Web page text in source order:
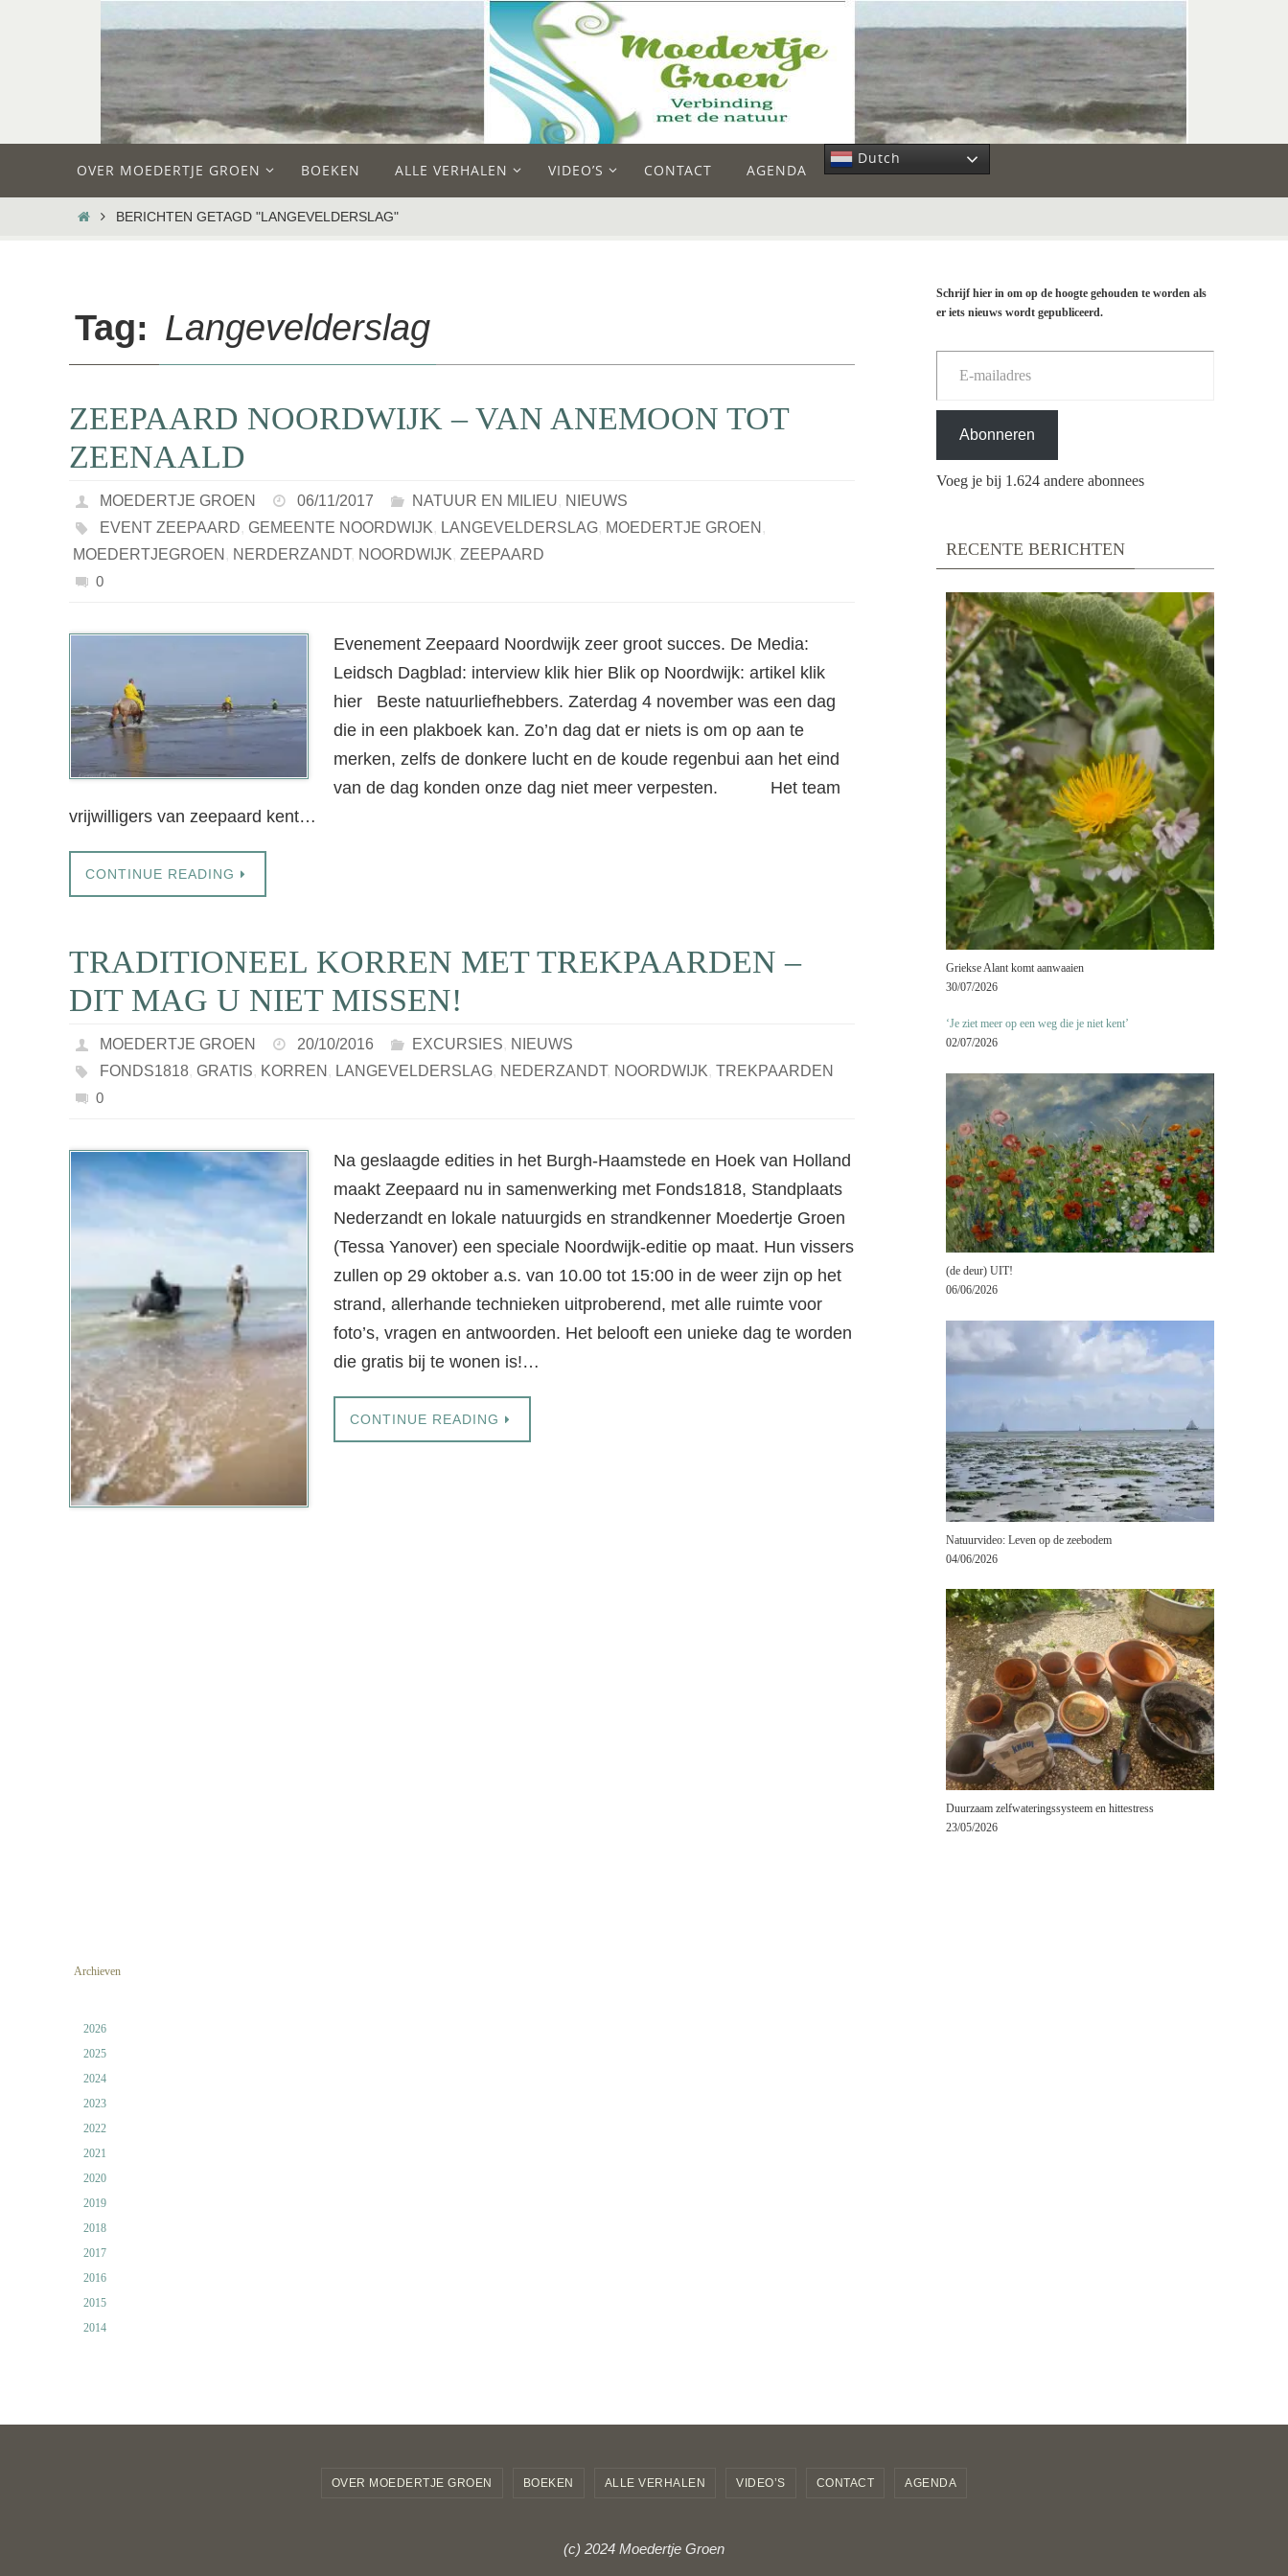
de
OVER MOEDERTJE GROEN BOEKEN ALLE VERHALEN VIDEO’S CONTACT AGENDA
Dutch
HOMEBERICHTEN GETAGD "LANGEVELDERSLAG"
Tag: Langevelderslag
ZEEPAARD NOORDWIJK – VAN ANEMOON TOT
ZEENAALD
MOEDERTJE GROEN 06/11/2017 NATUUR EN MILIEU, NIEUWS
EVENT ZEEPAARD, GEMEENTE NOORDWIJK, LANGEVELDERSLAG, MOEDERTJE GROEN ,
MOEDERTJEGROEN , NERDERZANDT, NOORDWIJK, ZEEPAARD
0
Evenement Zeepaard Noordwijk zeer groot succes. De Media:
Leidsch Dagblad: interview klik hier Blik op Noordwijk: artikel klik
hier Beste natuurliefhebbers. Zaterdag 4 november was een dag
die in een plakboek kan. Zo’n dag dat er niets is om op aan te
merken, zelfs de donkere lucht en de koude regenbui aan het eind
van de dag konden onze dag niet meer verpesten. Het team
vrijwilligers van zeepaard kent…
CONTINUE READING
TRADITIONEEL KORREN MET TREKPAARDEN –
DIT MAG U NIET MISSEN!
MOEDERTJE GROEN 20/10/2016 EXCURSIES, NIEUWS
FONDS1818, GRATIS, KORREN , LANGEVELDERSLAG, NEDERZANDT, NOORDWIJK, TREKPAARDEN
0
Na geslaagde edities in het Burgh-Haamstede en Hoek van Holland
maakt Zeepaard nu in samenwerking met Fonds1818, Standplaats
Nederzandt en lokale natuurgids en strandkenner Moedertje Groen
(Tessa Yanover) een speciale Noordwijk-editie op maat. Hun vissers
zullen op 29 oktober a.s. van 10.00 tot 15:00 in de weer zijn op het
strand, allerhande technieken uitproberend, met alle ruimte voor
foto’s, vragen en antwoorden. Het belooft een unieke dag te worden
die gratis bij te wonen is!…
CONTINUE READING
Schrijf hier in om op de hoogte gehouden te worden als
er iets nieuws wordt gepubliceerd.
E-mailadres
Abonneren
Voeg je bij 1.624 andere abonnees
RECENTE BERICHTEN
Griekse Alant komt aanwaaien
30/07/2026
‘Je ziet meer op een weg die je niet kent’
02/07/2026
(de deur) UIT!
06/06/2026
Natuurvideo: Leven op de zeebodem
04/06/2026
Duurzaam zelfwateringssysteem en hittestress
23/05/2026
Archieven
2026
2025
2024
2023
2022
2021
2020
2019
2018
2017
2016
2015
2014
OVER MOEDERTJE GROEN BOEKEN ALLE VERHALEN VIDEO’S CONTACT AGENDA
(c) 2024 Moedertje Groen